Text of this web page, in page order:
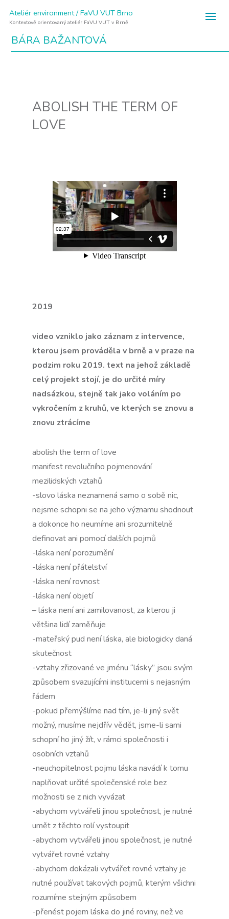
Ateliér environment / FaVU VUT Brno
Kontextově orientovaný ateliér FaVU VUT v Brně
BÁRA BAŽANTOVÁ
ABOLISH THE TERM OF
LOVE
2019
video vzniklo jako záznam z intervence,
kterou jsem prováděla v brně a v praze na
podzim roku 2019. text na jehož základě
celý projekt stojí, je do určité míry
nadsázkou, stejně tak jako voláním po
vykročením z kruhů, ve kterých se znovu a
znovu ztrácíme
abolish the term of love
manifest revolučního pojmenování
mezilidských vztahů
-slovo láska neznamená samo o sobě nic,
nejsme schopni se na jeho významu shodnout
a dokonce ho neumíme ani srozumitelně
definovat ani pomocí dalších pojmů
-láska není porozumění
-láska není přátelství
-láska není rovnost
-láska není objetí
– láska není ani zamilovanost, za kterou ji
většina lidí zaměňuje
-mateřský pud není láska, ale biologicky daná
skutečnost
-vztahy zřizované ve jménu “lásky” jsou svým
způsobem svazujícími institucemi s nejasným
řádem
-pokud přemýšlíme nad tím, je-li jiný svět
možný, musíme nejdřív vědět, jsme-li sami
schopní ho jiný žít, v rámci společnosti i
osobních vztahů
-neuchopitelnost pojmu láska navádí k tomu
naplňovat určité společenské role bez
možnosti se z nich vyvázat
-abychom vytvářeli jinou společnost, je nutné
umět z těchto rolí vystoupit
-abychom vytvářeli jinou společnost, je nutné
vytvářet rovné vztahy
-abychom dokázali vytvářet rovné vztahy je
nutné používat takových pojmů, kterým všichni
rozumíme stejným způsobem
-přenést pojem láska do jiné roviny, než ve